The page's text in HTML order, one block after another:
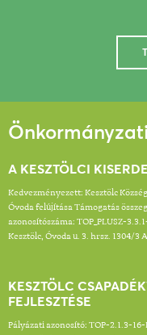
A KESZTÖLCI
Kedvezményezett: Kesztölc
Óvoda felújítása Támogatás
azonosítószáma: TOP_PLUSZ-
Kesztölc, Óvoda u. 3. hrsz. 1304/
KESZTÖLC
FEJLESZTÉSE
Pályázati azonosító: TOP-2.1.3-